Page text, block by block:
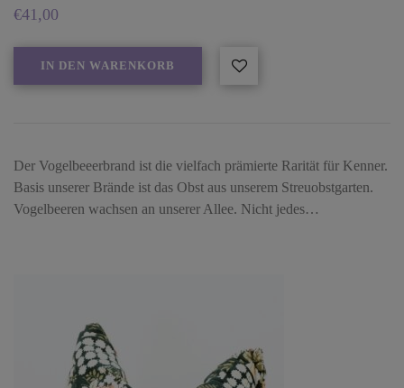
€41,00
IN DEN WARENKORB
Der Vogelbeeerbrand ist die vielfach prämierte Rarität für Kenner.
Basis unserer Brände ist das Obst aus unserem Streuobstgarten.
Vogelbeeren wachsen an unserer Allee. Nicht jedes…